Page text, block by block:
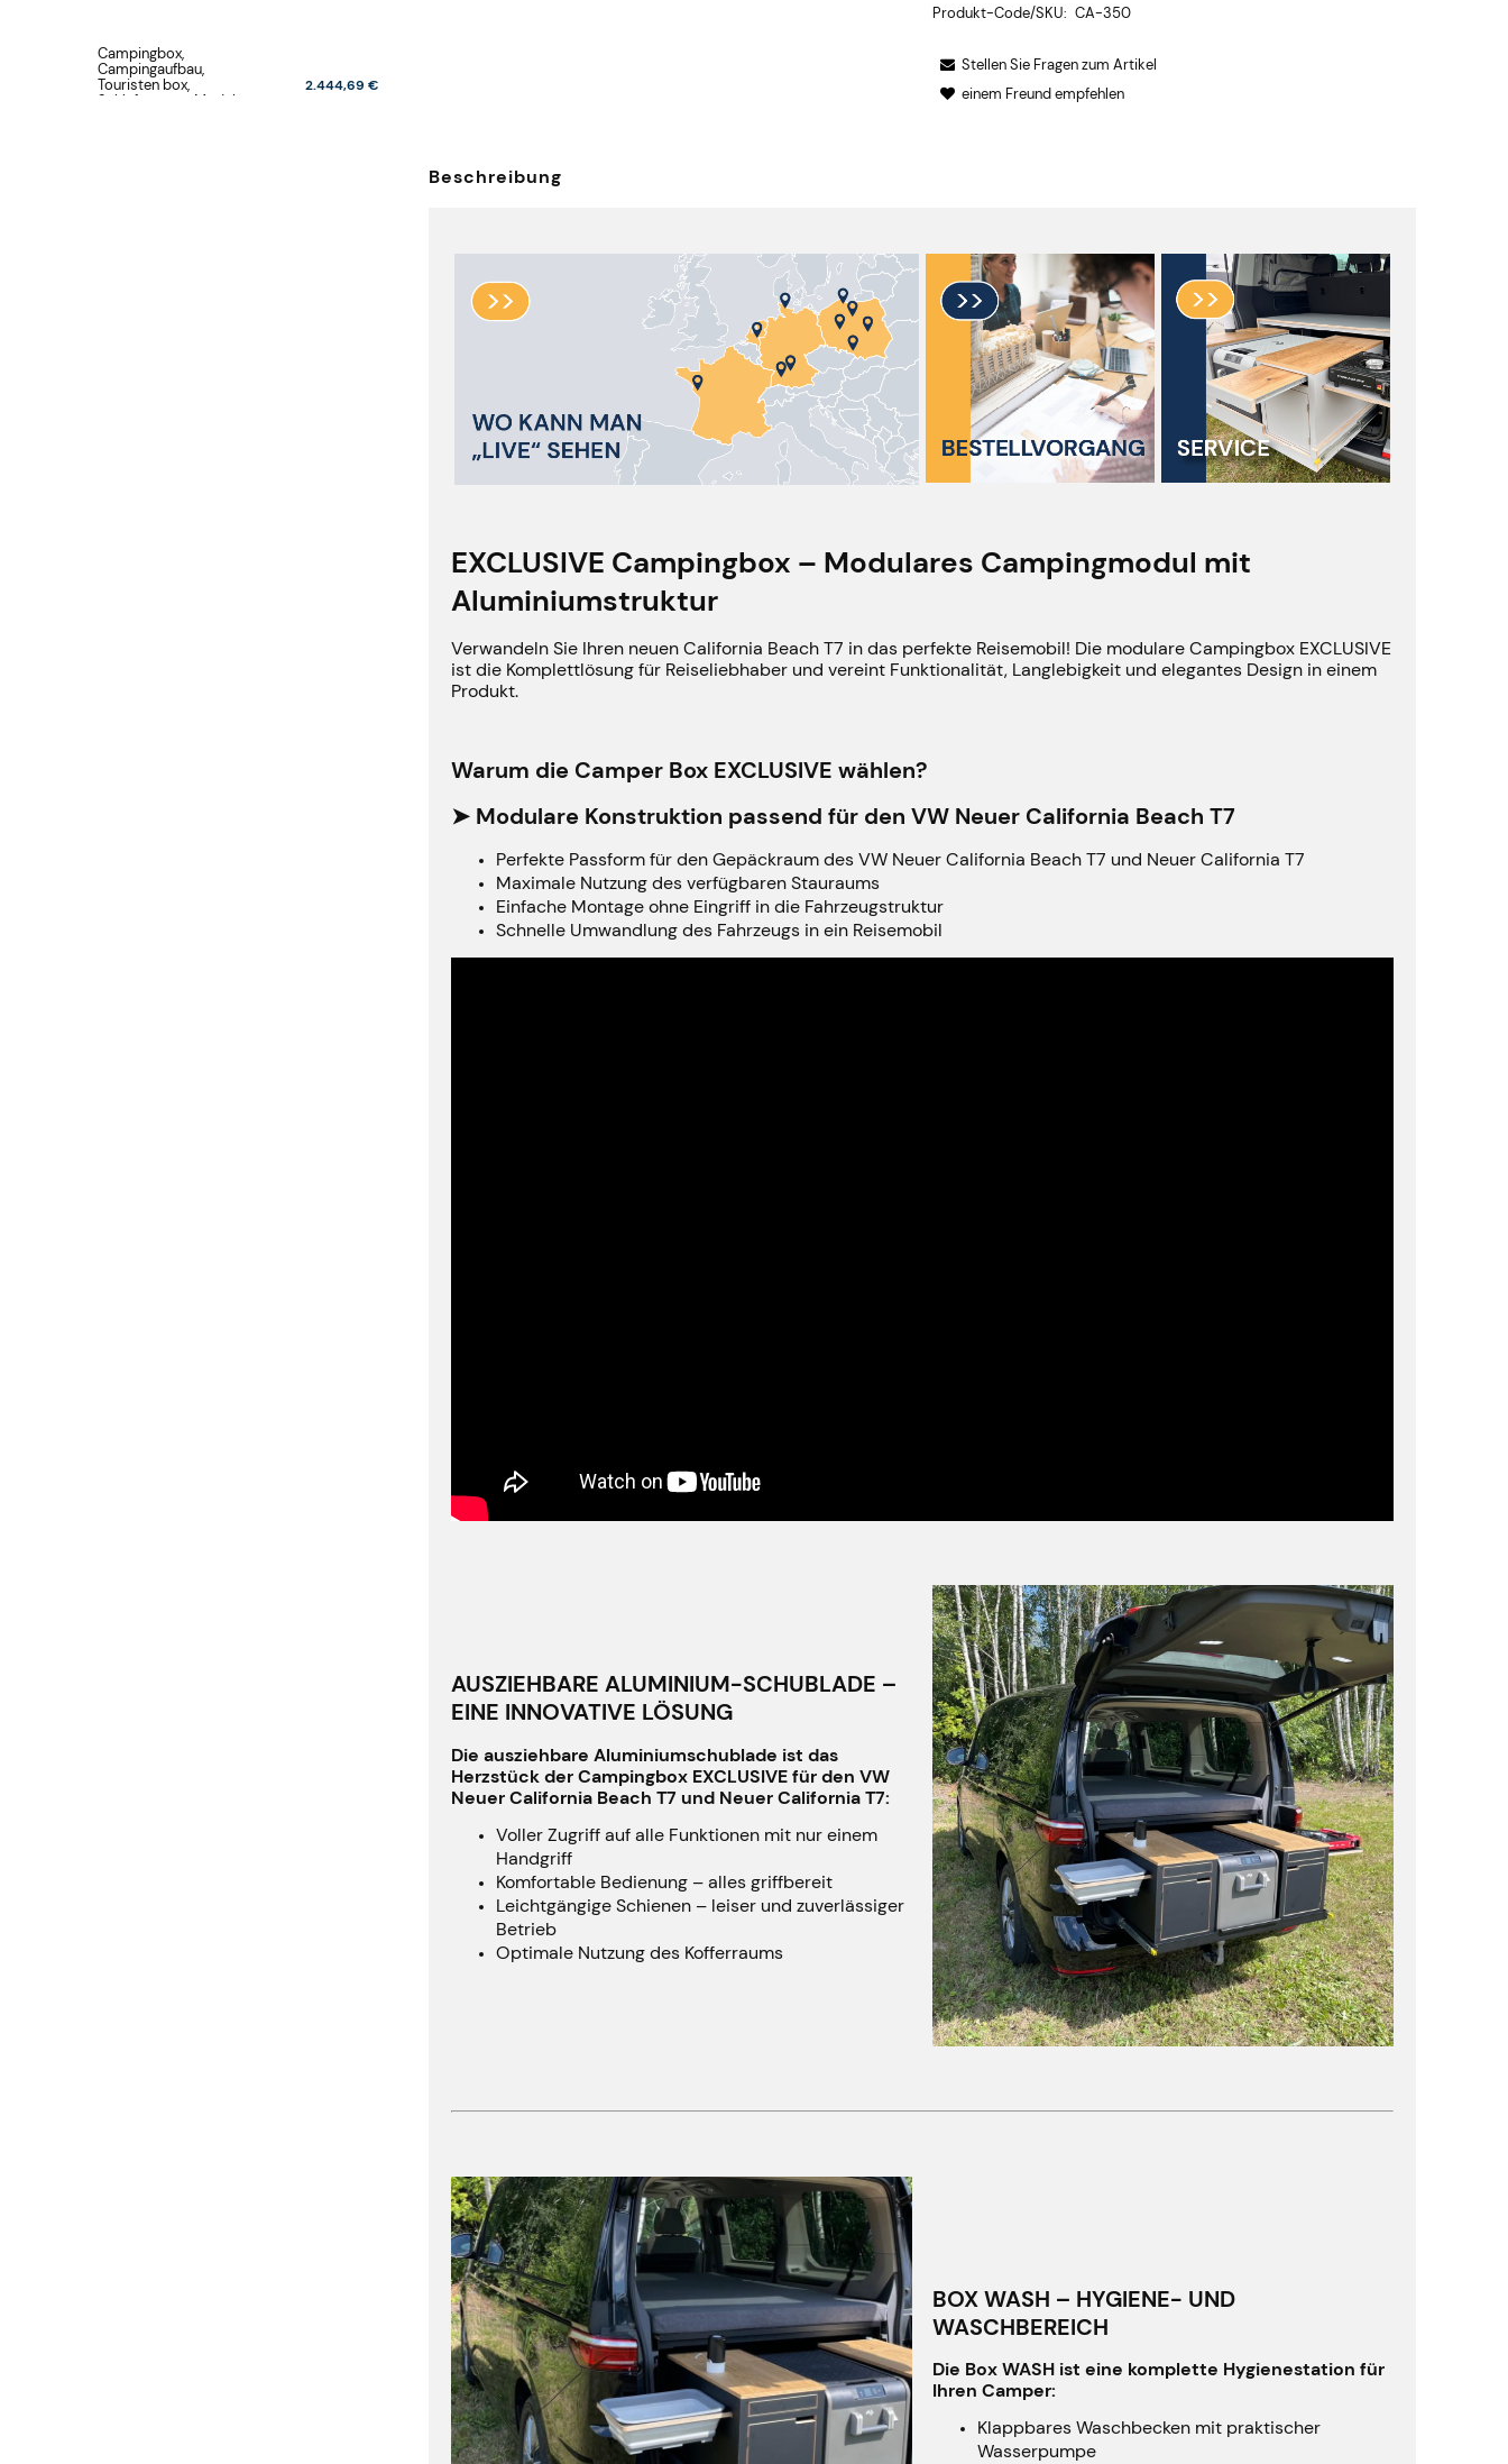
Campingbox,
Campingaufbau,
Touristen box,
Schlafsystem, Modularer
2.444,69 €
Produkt-Code/SKU: CA-350
Stellen Sie Fragen zum Artikel
einem Freund empfehlen
Beschreibung
EXCLUSIVE Campingbox – Modulares Campingmodul mit
Aluminiumstruktur
Verwandeln Sie Ihren neuen California Beach T7 in das perfekte Reisemobil! Die modulare Campingbox EXCLUSIVE
ist die Komplettlösung für Reiseliebhaber und vereint Funktionalität, Langlebigkeit und elegantes Design in einem
Produkt.
Warum die Camper Box EXCLUSIVE wählen?
➤ Modulare Konstruktion passend für den VW Neuer California Beach T7
Perfekte Passform für den Gepäckraum des VW Neuer California Beach T7 und Neuer California T7
Maximale Nutzung des verfügbaren Stauraums
Einfache Montage ohne Eingriff in die Fahrzeugstruktur
Schnelle Umwandlung des Fahrzeugs in ein Reisemobil
AUSZIEHBARE ALUMINIUM-SCHUBLADE –
EINE INNOVATIVE LÖSUNG
Die ausziehbare Aluminiumschublade ist das
Herzstück der Campingbox EXCLUSIVE für den VW
Neuer California Beach T7 und Neuer California T7:
Voller Zugriff auf alle Funktionen mit nur einem
Handgriff
Komfortable Bedienung – alles griffbereit
Leichtgängige Schienen – leiser und zuverlässiger
Betrieb
Optimale Nutzung des Kofferraums
BOX WASH – HYGIENE- UND
WASCHBEREICH
Die Box WASH ist eine komplette Hygienestation für
Ihren Camper:
Klappbares Waschbecken mit praktischer
Wasserpumpe